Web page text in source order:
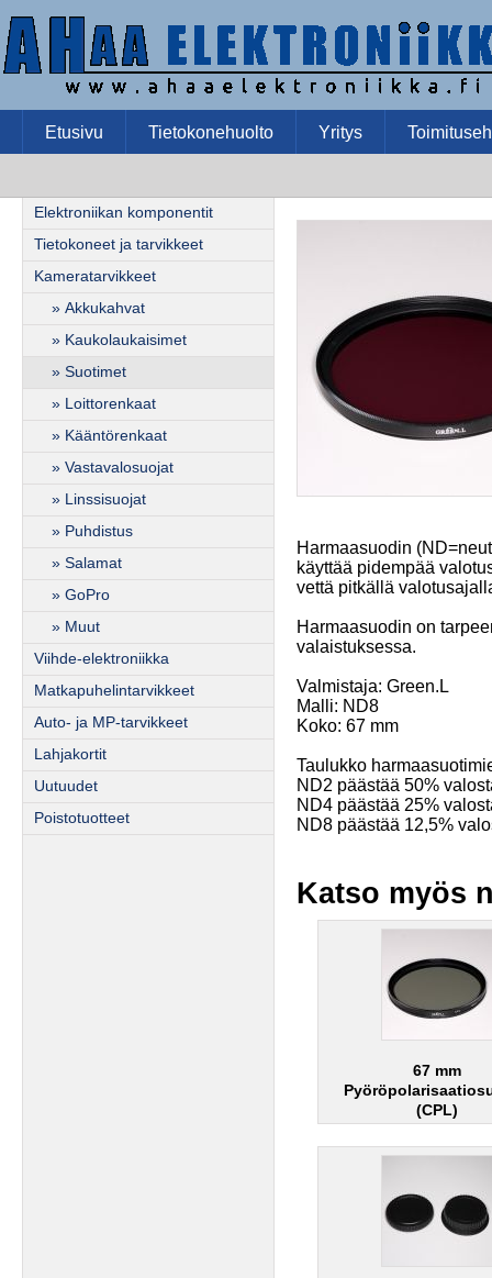
Etusivu Tietokonehuolto Yritys
Elektroniikan komponentit
Tietokoneet ja tarvikkeet
Kameratarvikkeet
» Akkukahvat
» Kaukolaukaisimet
» Suotimet
» Loittorenkaat
» Kääntörenkaat
» Vastavalosuojat
» Linssisuojat
» Puhdistus
» Salamat
» GoPro
» Muut
Viihde-elektroniikka
Matkapuhelintarvikkeet
Auto- ja MP-tarvikkeet
Lahjakortit
Uutuudet
Poistotuotteet
Harmaasuodin
käyttää pidempää
vettä pitkällä
Harmaasuodin on
valaistuksessa.
Valmistaja: Green.L
Malli: ND8
Koko: 67 mm
Taulukko
ND2 päästää 50%
ND4 päästää 25%
ND8 päästää 12,5%
Katso myös
67 mm
(CPL)